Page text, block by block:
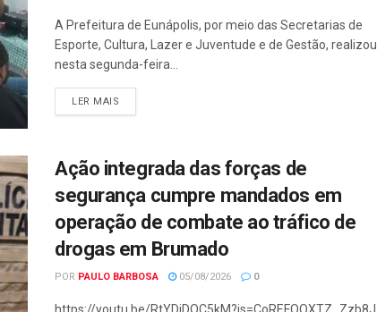
A Prefeitura de Eunápolis, por meio das Secretarias de
Esporte, Cultura, Lazer e Juventude e de Gestão, realizou
nesta segunda-feira...
LER MAIS
Ação integrada das forças de
segurança cumpre mandados em
operação de combate ao tráfico de
drogas em Brumado
POR PAULO BARBOSA 05/08/2026 0
https://youtu.be/RtYDjDQC5kM?is=CoREFOQXTZ_Zzb8J